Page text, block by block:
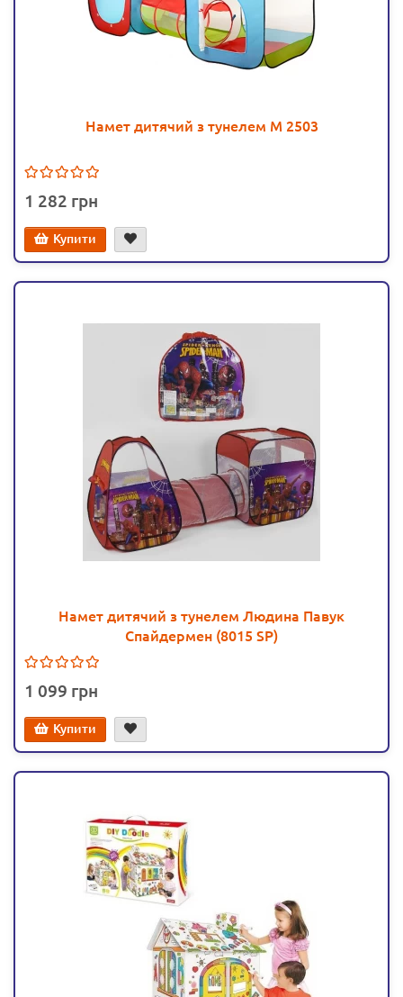
Намет дитячий з тунелем М 2503
1 282
Купити
Намет дитячий з тунелем Людина Павук
Спайдермен (8015 SP)
1 099
Купити